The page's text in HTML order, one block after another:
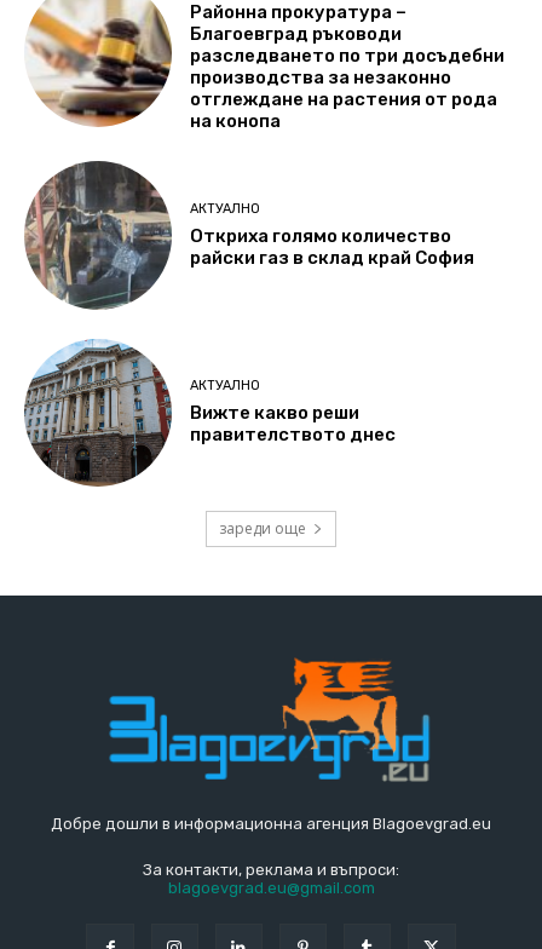
Районна прокуратура –
Благоевград ръководи
разследването по три досъдебни
производства за незаконно
отглеждане на растения от рода
на конопа
АКТУАЛНО
Откриха голямо количество
райски газ в склад край София
АКТУАЛНО
Вижте какво реши
правителството днес
зареди още
Добре дошли в информационна агенция Blagoevgrad.eu
За контакти, реклама и въпроси:
blagoevgrad.eu@gmail.com